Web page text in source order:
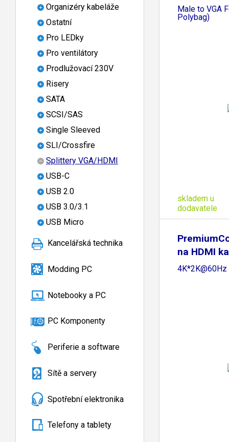
Organizéry kabeláže
Ostatní
Pro LEDky
Pro ventilátory
Prodlužovací 230V
Risery
SATA
SCSI/SAS
Single Sleeved
SLI/Crossfire
Splittery VGA/HDMI
USB-C
USB 2.0
USB 3.0/3.1
USB Micro
Kancelářská technika
Modding PC
Notebooky a PC
PC Komponenty
Periferie a software
Sítě a servery
Spotřební elektronika
Telefony a tablety
Male to VGA
Polybag)
skladem u
dodavatele
na HDMI
4K*2K@60Hz